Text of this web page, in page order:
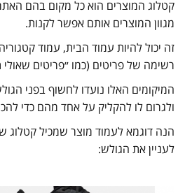
קטלוג המוצרים הוא כל מקום בהם
מגוון המוצרים אותם אפשר לקנות.
זה יכול להיות עמוד הבית, עמוד
רשימה של פריטים (כמו ״פריטים
המיקומים האלו נועדו לחשוף בפני
ולגרום לו להקליק על אחד מהם כדי
הנה דוגמא לעמוד מוצר שמכיל קטלוג
לעניין את הגולש: